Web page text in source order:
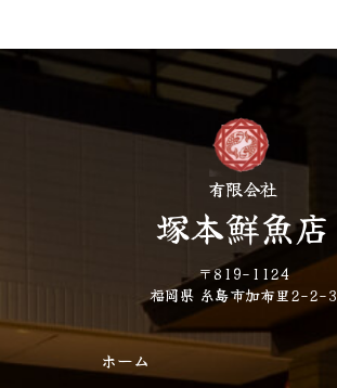
有限会社
塚本鮮魚店
〒819-1124
福岡県 糸島市加布里2-2-3
ホーム